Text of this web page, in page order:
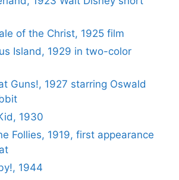
of the Christ, 1925 film
Island, 1929 in two-color
Guns!, 1927 starring Oswald
1930
Follies, 1919, first appearance
1944